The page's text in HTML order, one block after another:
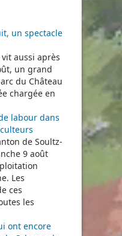
un spectacle
aussi après
un grand
du Château
chargée en
labour dans
de Soultz-
9 août
Les
ces
les
ont encore